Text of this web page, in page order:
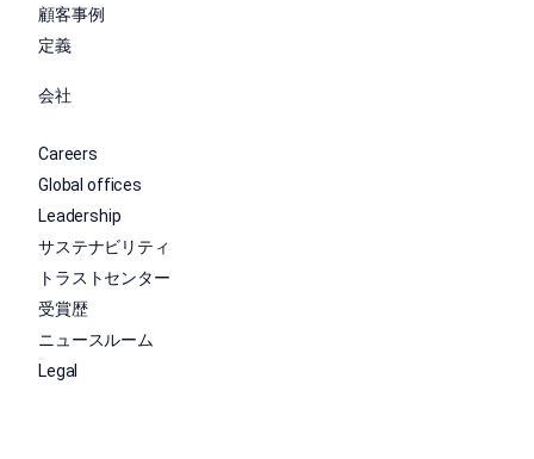
顧客事例
定義
会社
Careers
Global offices
Leadership
サステナビリティ
トラストセンター
受賞歴
ニュースルーム
Legal